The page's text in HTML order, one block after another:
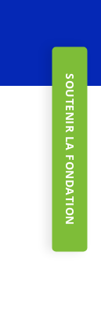
SOUTENIR LA FONDATION